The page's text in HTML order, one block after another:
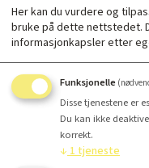
Electro Harmonix 6922EH
Kr 395,-
Her kan du vurdere og
bruke på dette nettstedet.
informasjonkapsler etter
Funksjonelle
Disse tjenestene er
Du kan ikke
korrekt.
↓ 1 tjeneste